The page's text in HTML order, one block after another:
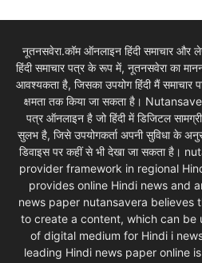
नूतनसवेरा.कॉम ऑनलाइन हिंदी समाचार
हिंदी समाचार पत्र के रूप में, नूतनसवेरा का
आवश्यकता है, जिसका उपयोग हिंदी मैं समाचार
क्षमता तक किया जा सकता है।
पत्र ऑनलाइन है जो हिंदी में डिजिटल
सुलभ है, जिसे उपयोगकर्ता अपनी सुविधा के
डिवाइस पर कहीं से भी देखा जा सकता है।
provider framework in regional
provides online Hindi news and
news paper nutansavera believes
to create a content, which can be
of digital medium for Hindi i
leading Hindi news paper online